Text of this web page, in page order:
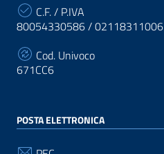
C.F. / P.IVA
80054330586 / 02118311006
Cod. Univoco
671CC6
POSTA ELETTRONICA